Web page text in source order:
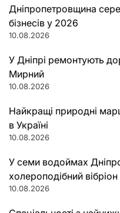
Дніпропетровщина
бізнесів у 2026
10.08.2026
У Дніпрі ремонтують
Мирний
10.08.2026
Найкращі природні
в Україні
10.08.2026
У семи водоймах
холероподібний вібріон
10.08.2026